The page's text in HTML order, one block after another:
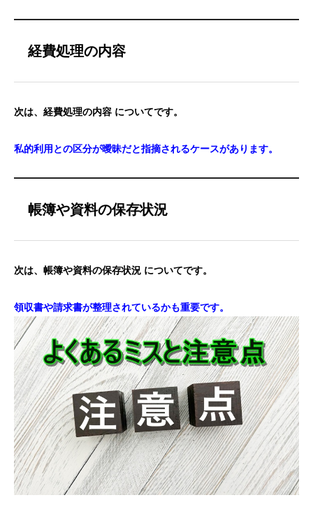
経費処理の内容
次は、経費処理の内容 についてです。
私的利用との区分が曖昧だと指摘されるケースがあります。
帳簿や資料の保存状況
次は、帳簿や資料の保存状況 についてです。
領収書や請求書が整理されているかも重要です。